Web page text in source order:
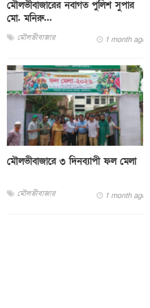
মৌলভীবাজারের নবাগত পুলিশ সুপার
মো. মনিরু...
মৌলভীবাজার 1 month ago
মৌলভীবাজারে ৩ দিনব্যাপী ফল মেলা
মৌলভীবাজার 1 month ago